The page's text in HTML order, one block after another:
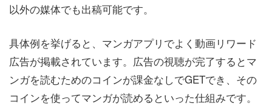
以外の媒体でも出稿可能です。
具体例を挙げると、マンガアプリでよく動画リワード
広告が掲載されています。広告の視聴が完了するとマ
ンガを読むためのコインが課金なしでGETでき、その
コインを使ってマンガが読めるといった仕組みです。